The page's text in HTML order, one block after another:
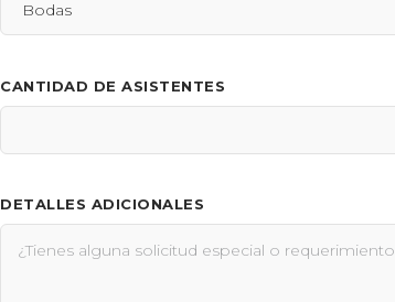
CANTIDAD DE ASISTENTES
DETALLES ADICIONALES